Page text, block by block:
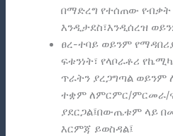
በማድረግ የተሰጠው
እንዲታደስ፣እንዲሰረዝ
ፀረ-ተባይ ወይንም
ፍቱንነት፣ የላቦራቶሪ
ጥራትን ያረጋግጣል ወይንም
ተቋም ለምርምር/ምርመራ/
ያደርጋል፤በውጤቱም ላይ
እርምጃ ይወስዳል፤